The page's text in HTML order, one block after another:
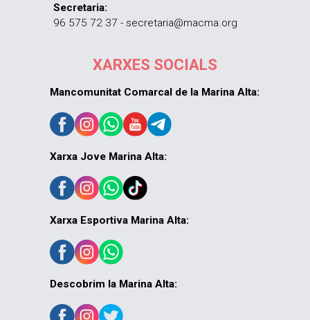
Secretaria:
96 575 72 37 - secretaria@macma.org
XARXES SOCIALS
Mancomunitat Comarcal de la Marina Alta:
Xarxa Jove Marina Alta:
Xarxa Esportiva Marina Alta:
Descobrim la Marina Alta: